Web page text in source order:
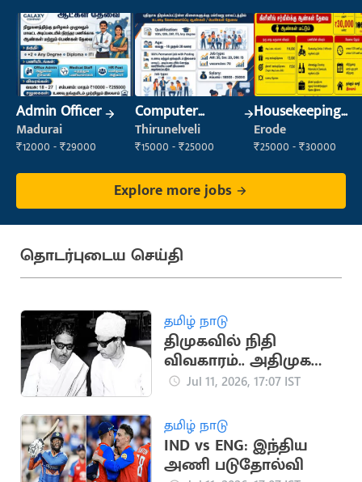
Admin Officer
Madurai
₹12000 - ₹29000
Computer
Operator
Thirunelveli
₹15000 - ₹25000
Housekeeping
Staff
(Housekeeping)
Erode
₹25000 - ₹30000
Explore more jobs
தொடர்புடைய செய்தி
தமிழ் நாடு
திமுகவில் நிதி
விவகாரம்.. அதிமுக
உருவாக காரணமான
Jul 11, 2026, 17:07 IST
தமிழ் நாடு
IND vs ENG: இந்திய
அணி படுதோல்வி